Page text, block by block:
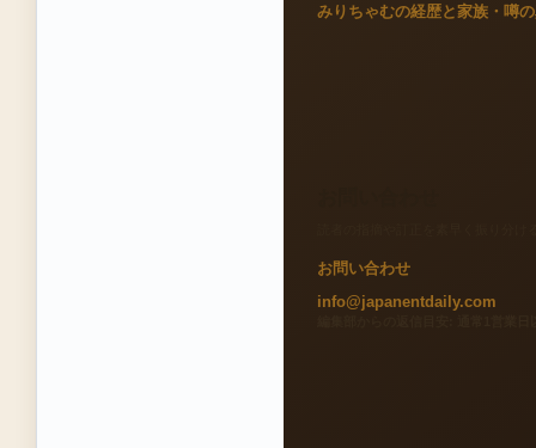
みりちゃむの経歴と家族・噂
お問い合わせ
info@japanentdaily.com